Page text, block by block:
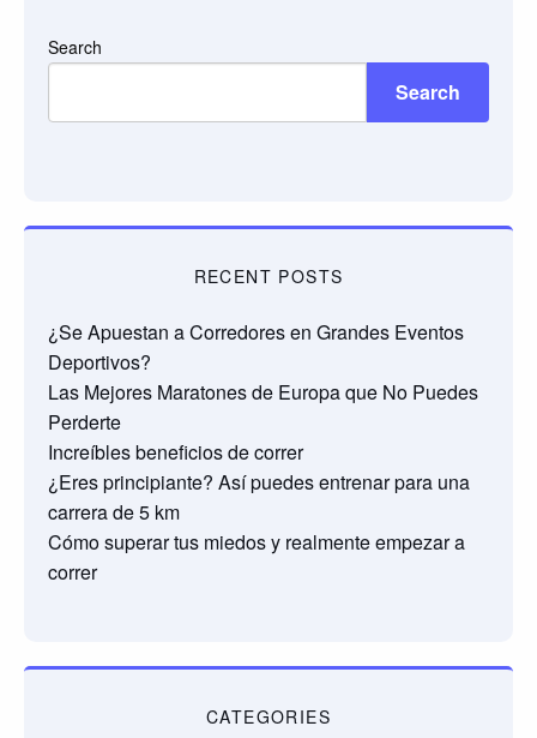
Search
Search
RECENT POSTS
¿Se Apuestan a Corredores en Grandes Eventos
Deportivos?
Las Mejores Maratones de Europa que No Puedes
Perderte
Increíbles beneficios de correr
¿Eres principiante? Así puedes entrenar para una
carrera de 5 km
Cómo superar tus miedos y realmente empezar a
correr
CATEGORIES